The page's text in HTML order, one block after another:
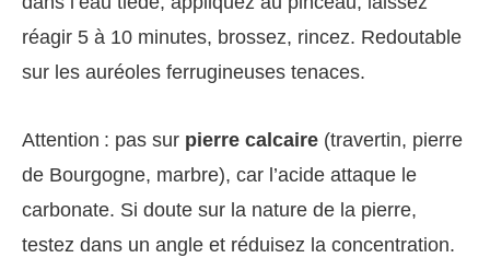
réagir 5 à 10 minutes, brossez, rincez. Redoutable
sur les auréoles ferrugineuses tenaces.
Attention : pas sur pierre calcaire (travertin, pierre
de Bourgogne, marbre), car l’acide attaque le
carbonate. Si doute sur la nature de la pierre,
testez dans un angle et réduisez la concentration.